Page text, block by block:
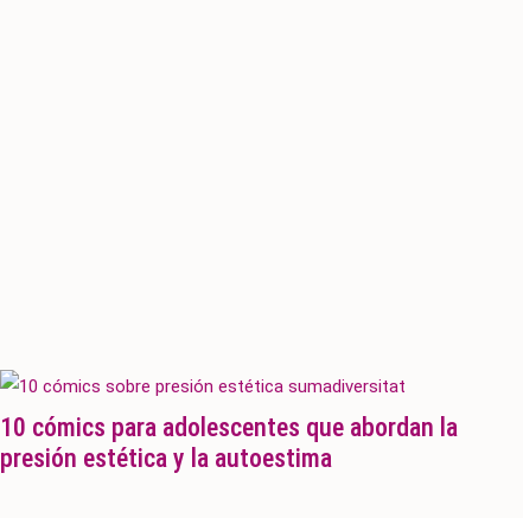
10 cómics para adolescentes que abordan la
presión estética y la autoestima